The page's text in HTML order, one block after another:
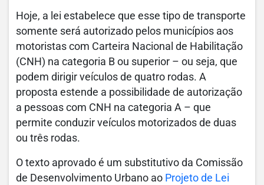
Hoje, a lei estabelece que esse tipo de transporte
somente será autorizado pelos municípios aos
motoristas com Carteira Nacional de Habilitação
(CNH) na categoria B ou superior – ou seja, que
podem dirigir veículos de quatro rodas. A
proposta estende a possibilidade de autorização
a pessoas com CNH na categoria A – que
permite conduzir veículos motorizados de duas
ou três rodas.
O texto aprovado é um substitutivo da Comissão
de Desenvolvimento Urbano ao Projeto de Lei